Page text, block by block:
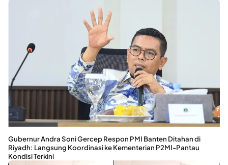
Gubernur Andra Soni Gercep Respon PMI Banten Ditahan di
Riyadh: Langsung Koordinasi ke Kementerian P2MI-Pantau
Kondisi Terkini